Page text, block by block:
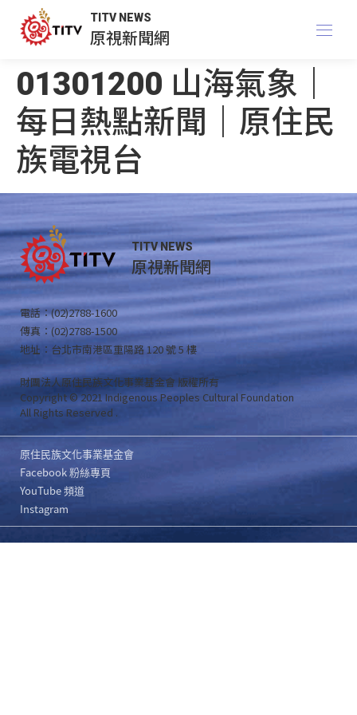
TITV NEWS
原視新聞網
01301200 山海氣象｜
每日熱點新聞｜原住民
族電視台
TITV NEWS
原視新聞網
電話：(02)2788-1600
傳真：(02)2788-1500
地址：台北市南港區重陽路 120 號 5 樓
財團法人原住民族文化事業基金會 版權所有
Copyright © 2021 Indigenous Peoples Cultural Foundation
All Rights Reserved .
原住民族文化事業基金會
Facebook 粉絲專頁
YouTube 頻道
Instagram